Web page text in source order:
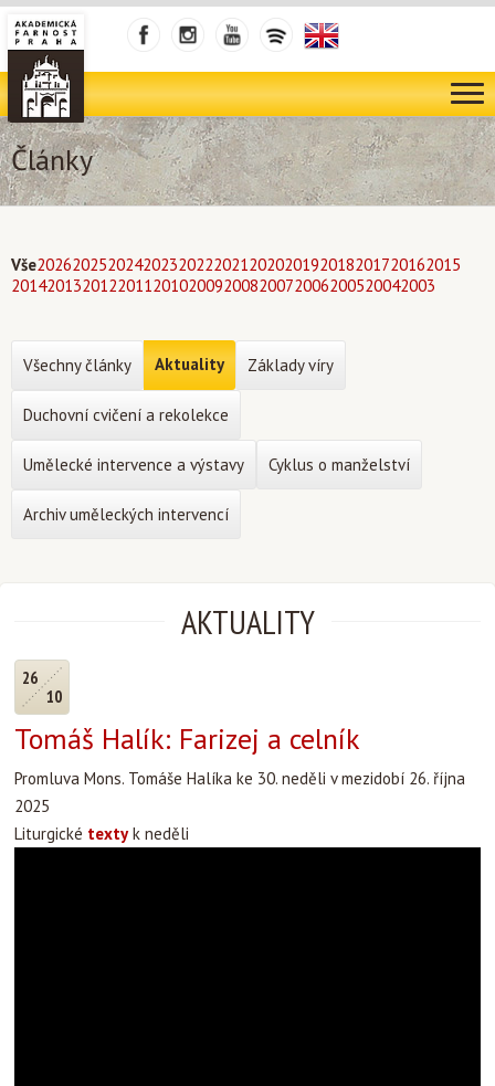
Články
Vše202620252024202320222021202020192018201720162015
201420132012201120102009200820072006200520042003
AKTUALITY
26
10
Tomáš Halík: Farizej a celník
Promluva Mons. Tomáše Halíka ke 30. neděli v mezidobí 26. října
2025
Liturgické textyk neděli
Všechny články Aktuality Základy víry
Duchovní cvičení a rekolekce
Umělecké intervence a výstavy Cyklus o manželství
Archiv uměleckých intervencí